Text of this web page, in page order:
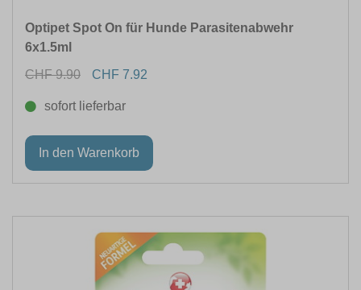
Optipet Spot On für Hunde Parasitenabwehr
6x1.5ml
CHF 9.90
CHF 7.92
sofort lieferbar